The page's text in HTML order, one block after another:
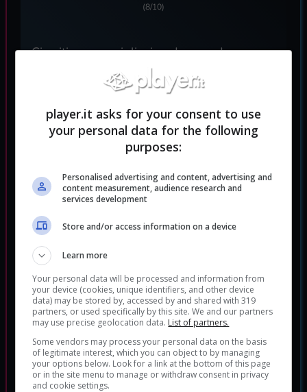
(8/10)
Circuiti meravigliosi da vedere, un
gameplay che tutt'oggi funziona alla
grande, anzi, risulta ancora più convincente
e divertente da giocare in multi (anche la
campagna in singolo però merita
tantissimo). Un racing game spensierato,
adatto a giocatori di tutte le fasce d'età con
il desiderio ancora vivo di passare
pomeriggi e serate in compagnia dei propri
amici/parenti e dei simpaticissimi
personaggi della serie Crash Bandicoot
player.it asks for your consent to use
your personal data for the following
purposes:
Personalised advertising and content, advertising and
content measurement, audience research and
services development
Store and/or access information on a device
Learn more
Your personal data will be processed and information from
your device (cookies, unique identifiers, and other device
data) may be stored by, accessed by and shared with 319
partners, or used specifically by this site. We and our partners
may use precise geolocation data. List of partners.
Some vendors may process your personal data on the basis
of legitimate interest, which you can object to by managing
your options below. Look for a link at the bottom of this page
or in the site menu to manage or withdraw consent in privacy
and cookie settings.